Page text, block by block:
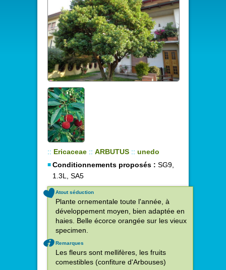
:: Ericaceae :: ARBUTUS :: unedo
Conditionnements proposés : SG9,
1.3L, SA5
Atout séduction
Plante ornementale toute l'année, à
développement moyen, bien adaptée en
haies. Belle écorce orangée sur les vieux
specimen.
Remarques
Les fleurs sont mellifères, les fruits
comestibles (confiture d'Arbouses)